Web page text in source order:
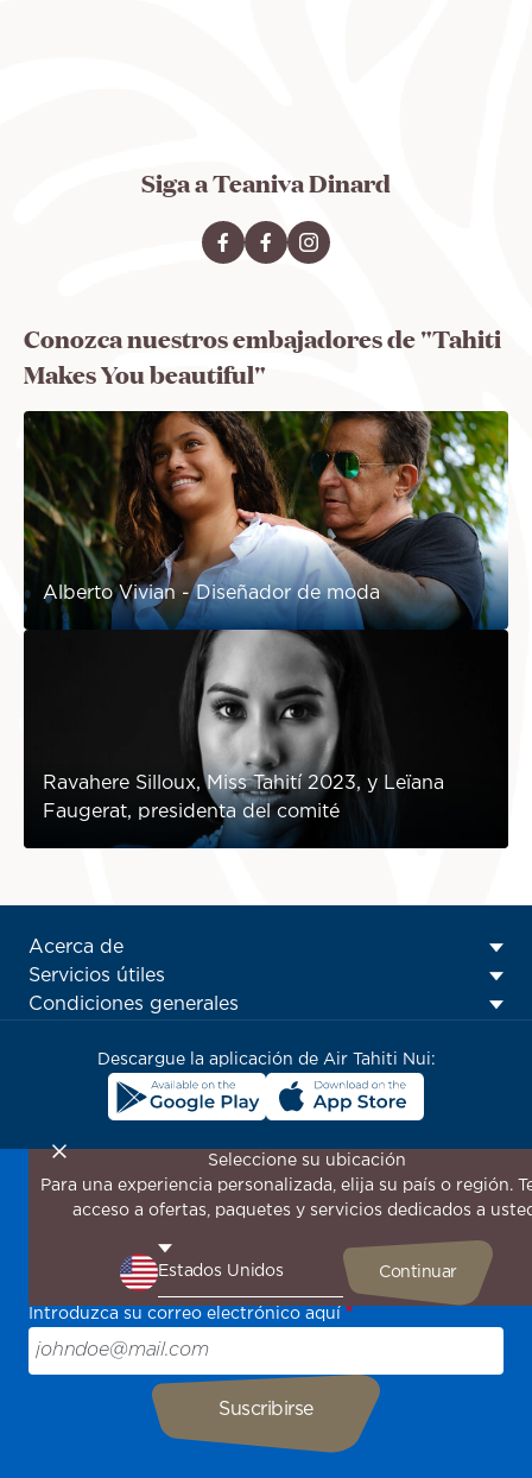
Siga a Teaniva Dinard
Conozca nuestros embajadores de "Tahiti
Makes You beautiful"
Alberto Vivian - Diseñador de moda
Ravahere Silloux, Miss Tahití 2023, y Leïana
Faugerat, presidenta del comité
ATN:
Footer
menu
block
Acerca de
Servicios útiles
Condiciones generales
Descargue la aplicación de Air Tahiti Nui:
¡Suscríbase a nuestro boletín de noticias para recibir las
últimas novedades!
promociones especiales, descubra nuestros destinos y
encuentre inspiración para su próximo viaje.
Introduzca su correo electrónico aquí
Seleccione su ubicación
Para una experiencia personalizada, elija su país o región.
acceso a ofertas, paquetes y servicios dedicados a